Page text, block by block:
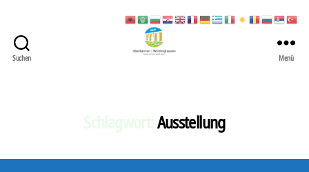
Suchen
Stadt
Menü
Ausstellung